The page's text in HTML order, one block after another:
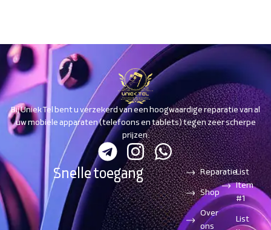
Bij Uniek Tel bent u verzekerd van een hoogwaardige reparatie van al
uw mobiele apparaten (telefoons en tablets) tegen zeer scherpe
prijzen.
Snelle toegang
Reparatie
Shop
Over
ons
List
Item
#1
List